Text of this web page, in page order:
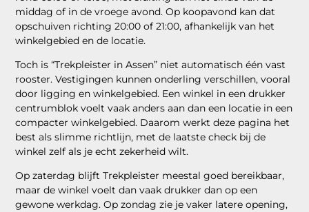
middag of in de vroege avond. Op koopavond kan dat
opschuiven richting 20:00 of 21:00, afhankelijk van het
winkelgebied en de locatie.
Toch is “Trekpleister in Assen” niet automatisch één vast
rooster. Vestigingen kunnen onderling verschillen, vooral
door ligging en winkelgebied. Een winkel in een drukker
centrumblok voelt vaak anders aan dan een locatie in een
compacter winkelgebied. Daarom werkt deze pagina het
best als slimme richtlijn, met de laatste check bij de
winkel zelf als je echt zekerheid wilt.
Op zaterdag blijft Trekpleister meestal goed bereikbaar,
maar de winkel voelt dan vaak drukker dan op een
gewone werkdag. Op zondag zie je vaker latere opening,